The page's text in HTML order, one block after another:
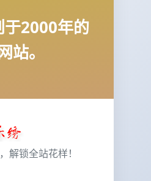
2000年的
站。
，解锁全站花样！